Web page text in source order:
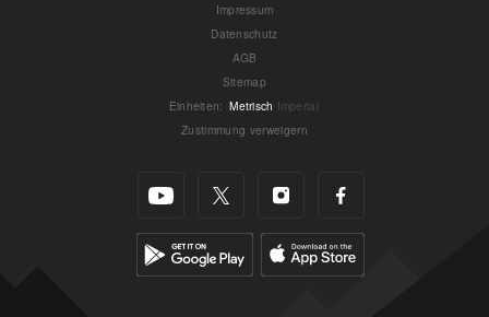
Impressum
Datenschutz
AGB
Sitemap
Einheiten: Metrisch Imperial
Zustimmung verweigern